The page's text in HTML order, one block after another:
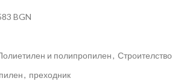
BGN
и полипропилен, Строителство
, преходник